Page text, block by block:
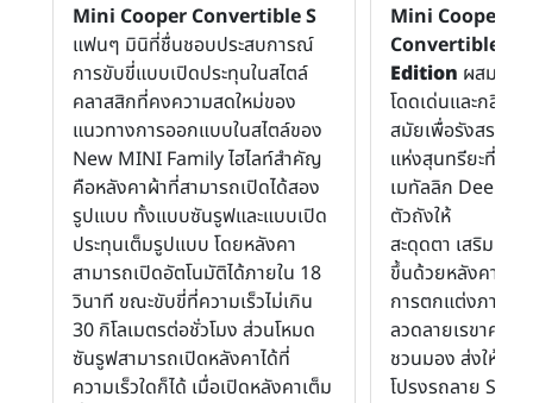
Mini Cooper Convertible S
แฟนๆ มินิที่ชื่นชอบประสบการณ์
การขับขี่แบบเปิดประทุนในสไตล์
คลาสสิกที่คงความสดใหม่ของ
แนวทางการออกแบบในสไตล์ของ
New MINI Family ไฮไลท์สำคัญ
คือหลังคาผ้าที่สามารถเปิดได้สอง
รูปแบบ ทั้งแบบซันรูฟและแบบเปิด
ประทุนเต็มรูปแบบ โดยหลังคา
สามารถเปิดอัตโนมัติได้ภายใน 18
วินาที ขณะขับขี่ที่ความเร็วไม่เกิน
30 กิโลเมตรต่อชั่วโมง ส่วนโหมด
ซันรูฟสามารถเปิดหลังคาได้ที่
ความเร็วใดก็ได้ เมื่อเปิดหลังคาเต็ม
Mini Cooper
Convertible
Edition ผสมผส
โดดเด่นและกลิ่นอ
สมัยเพื่อรังสรรค์
แห่งสุนทรียะที่สะ
เมทัลลิก Deep
ตัวถังให้
สะดุดตา เสริมบุค
ขึ้นด้วยหลังคาผ้า
การตกแต่งภายน
ลวดลายเรขาคณิ
ชวนมอง ส่งให้เส้
โปรงรถลาย